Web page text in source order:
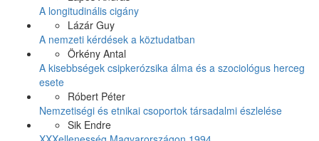
A longitudinális cigány
Lázár Guy
A nemzeti kérdések a köztudatban
Örkény Antal
A kisebbségek csipkerózsika álma és a szociológus herceg
esete
Róbert Péter
Nemzetiségi és etnikai csoportok társadalmi észlelése
Sik Endre